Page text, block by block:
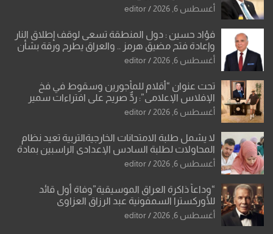
أغسطس 6, 2026 editor
فؤاد حسين : دول المنطقة تسعى لوقف إطلاق النار
وإعادة فتح مضيق هرمز .. والعراق يطرح ورقة بشأن
تحولات القدس
أغسطس 6, 2026 editor
تحت عنوان “أقلام للمأجورين وسقوط في فخ
الإفلاس الإعلامي”: ردٌّ صريح على افتراءات سمير
الشكرجي
أغسطس 6, 2026 editor
لا يشمل طلبة الامتحانات الخارجيةالتربية تعيد نظام
المحاولات لطلبة السادس الإعدادي الراسبين بمادة
أو مادتين
أغسطس 6, 2026 editor
“وداعاً ذاكرة العراق الموسيقية”وفاة أول قائد
للأوركسترا السمفونية عبد الرزاق العزاوي
أغسطس 6, 2026 editor